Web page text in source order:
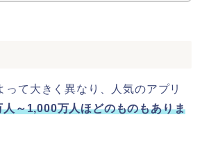
って大きく異なり、人気のアプリ
～1,000万人ほどのものもありま